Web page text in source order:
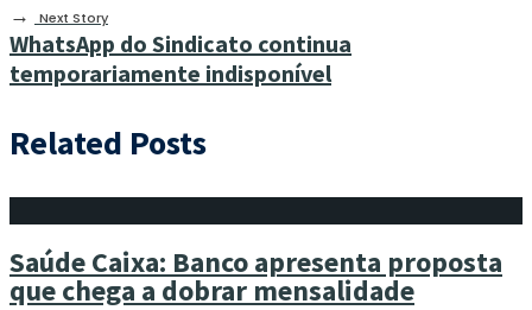
→ Next Story
WhatsApp do Sindicato continua
temporariamente indisponível
Related Posts
Saúde Caixa: Banco apresenta proposta
que chega a dobrar mensalidade